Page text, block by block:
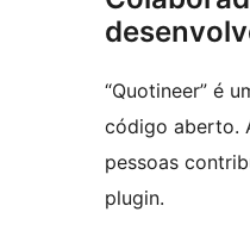
“Quotineer” é
código aberto.
pessoas
plugin.